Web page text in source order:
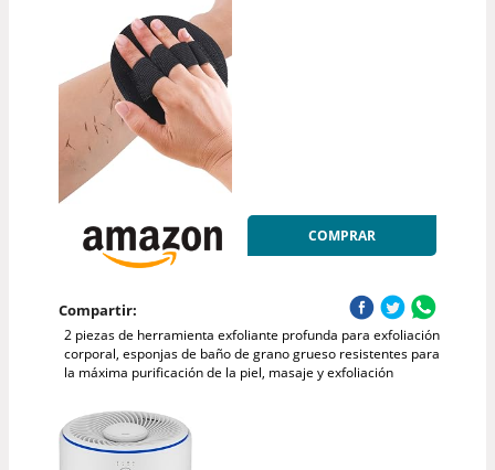
COMPRAR
Compartir:
2 piezas de herramienta exfoliante profunda para exfoliación
corporal, esponjas de baño de grano grueso resistentes para
la máxima purificación de la piel, masaje y exfoliación